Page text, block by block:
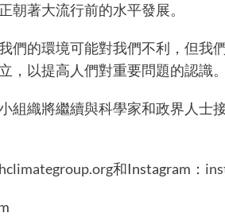
朝著大流行前的水平發展。
們的環境可能對我們不利，但我
，以提高人們對重要問題的認識。
組織將繼續與科學家和政界人士
和Instagram：